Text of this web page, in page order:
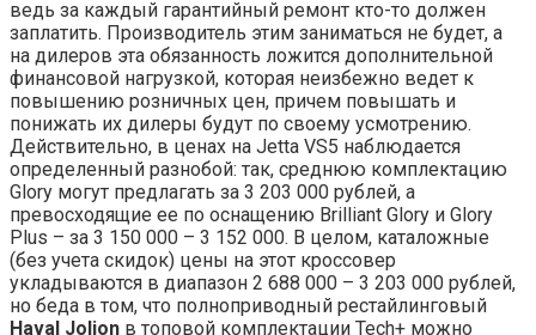
ведь за каждый гарантийный ремонт кто-то должен
заплатить. Производитель этим заниматься не будет, а
на дилеров эта обязанность ложится дополнительной
финансовой нагрузкой, которая неизбежно ведет к
повышению розничных цен, причем повышать и
понижать их дилеры будут по своему усмотрению.
Действительно, в ценах на Jetta VS5 наблюдается
определенный разнобой: так, среднюю комплектацию
Glory могут предлагать за 3 203 000 рублей, а
превосходящие ее по оснащению Brilliant Glory и Glory
Plus – за 3 150 000 – 3 152 000. В целом, каталожные
(без учета скидок) цены на этот кроссовер
укладываются в диапазон 2 688 000 – 3 203 000 рублей,
но беда в том, что полноприводный рестайлинговый
Haval Jolion в топовой комплектации Tech+ можно